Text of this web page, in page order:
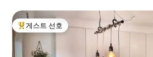
상위 게스트 선호
게스트 선호